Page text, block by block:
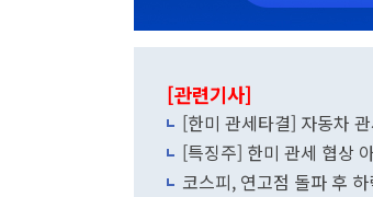
[관련기사]
[한미 관세타결] 자동차
[특징주] 한미 관세 협상
코스피, 연고점 돌파 후